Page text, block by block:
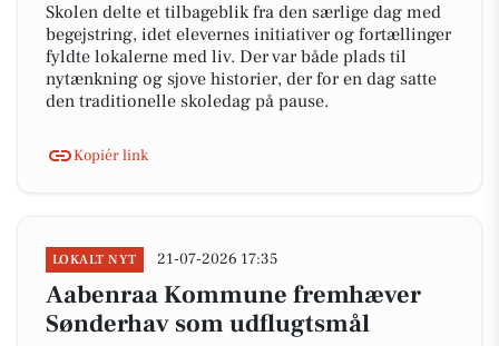
Skolen delte et tilbageblik fra den særlige dag med
begejstring, idet elevernes initiativer og fortællinger
fyldte lokalerne med liv. Der var både plads til
nytænkning og sjove historier, der for en dag satte
den traditionelle skoledag på pause.
Kopiér link
LOKALT NYT 21-07-2026 17:35
Aabenraa Kommune fremhæver
Sønderhav som udflugtsmål